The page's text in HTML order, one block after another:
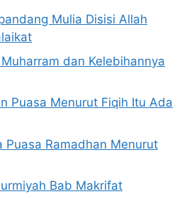
Mulia Disisi Allah
dan Kelebihannya
Puasa Menurut Fiqih Itu Ada
Puasa Ramadhan Menurut
Bab Makrifat